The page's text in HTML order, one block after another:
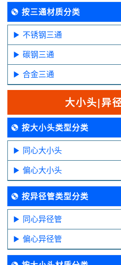
按三通材质分类
不锈钢三通
碳钢三通
合金三通
大小头|异
按大小头类型分类
同心大小头
偏心大小头
按异径管类型分类
同心异径管
偏心异径管